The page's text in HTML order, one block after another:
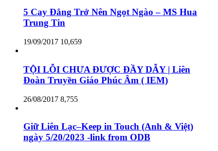
5 Cay Đắng Trở Nên Ngọt Ngào – MS Hua
Trung Tin
19/09/2017 10,659
TỘI LỖI CHƯA ĐƯỢC ĐẦY DẪY | Liên
Đoàn Truyền Giáo Phúc Âm ( IEM)
26/08/2017 8,755
Giữ Liên Lạc–Keep in Touch (Anh & Việt)
ngày 5/20/2023 -link from ODB